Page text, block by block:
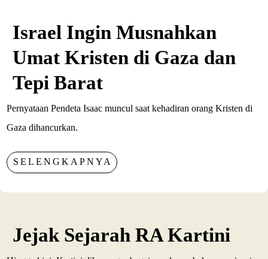
Israel Ingin Musnahkan
Umat Kristen di Gaza dan
Tepi Barat
Pernyataan Pendeta Isaac muncul saat kehadiran orang Kristen di
Gaza dihancurkan.
SELENGKAPNYA
Jejak Sejarah RA Kartini